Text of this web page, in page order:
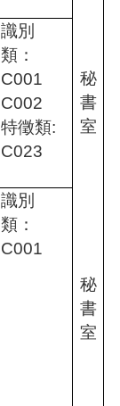
識別
類：
C001
C002
特徵類:
C023
秘
書
室
識別
類：
C001
秘
書
室